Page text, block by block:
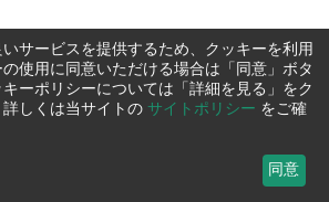
サービスを提供するため、クッキーを利用
使用に同意いただける場合は「同意」ボタ
ーポリシーについては「詳細を見る」をク
しくは当サイトの サイトポリシー をご確
同意